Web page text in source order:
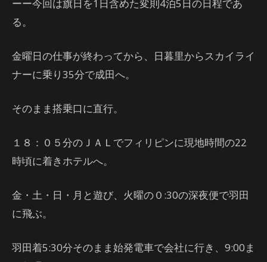
ーー今回は旗日を1日含めた変則4泊5日の日程であ
る。
金曜日の仕事が終わってから、日暮里からスカイライ
ナーに乗り35分で成田へ。
そのまま搭乗口に直行。
１８：０５分のＪＡＬでフィリピンに現地時間の22
時頃に着きホテルへ。
金・土・日・月と遊び、火曜の０:30の深夜便で羽田
に飛ぶ。
羽田着5:30分そのまま始発電車で会社に行き、9:00ま